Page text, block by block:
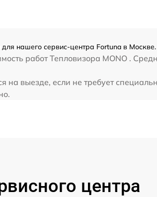
нашего сервис-центра Fortuna в
работ Тепловизора MONO .
выезде, если не требует
центра